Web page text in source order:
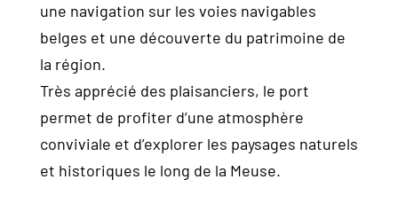
une navigation sur les voies navigables
belges et une découverte du patrimoine de
la région.
Très apprécié des plaisanciers, le port
permet de profiter d’une atmosphère
conviviale et d’explorer les paysages naturels
et historiques le long de la Meuse.